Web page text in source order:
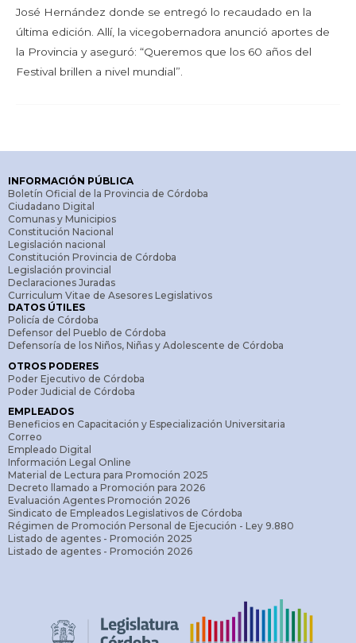
José Hernández donde se entregó lo recaudado en la
última edición. Allí, la vicegobernadora anunció aportes de
la Provincia y aseguró: “Queremos que los 60 años del
Festival brillen a nivel mundial”.
INFORMACIÓN PÚBLICA
Boletín Oficial de la Provincia de Córdoba
Ciudadano Digital
Comunas y Municipios
Constitución Nacional
Legislación nacional
Constitución Provincia de Córdoba
Legislación provincial
Declaraciones Juradas
Curriculum Vitae de Asesores Legislativos
DATOS ÚTILES
Policía de Córdoba
Defensor del Pueblo de Córdoba
Defensoría de los Niños, Niñas y Adolescente de Córdoba
OTROS PODERES
Poder Ejecutivo de Córdoba
Poder Judicial de Córdoba
EMPLEADOS
Beneficios en Capacitación y Especialización Universitaria
Correo
Empleado Digital
Información Legal Online
Material de Lectura para Promoción 2025
Decreto llamado a Promoción para 2026
Evaluación Agentes Promoción 2026
Sindicato de Empleados Legislativos de Córdoba
Régimen de Promoción Personal de Ejecución - Ley 9.880
Listado de agentes - Promoción 2025
Listado de agentes - Promoción 2026